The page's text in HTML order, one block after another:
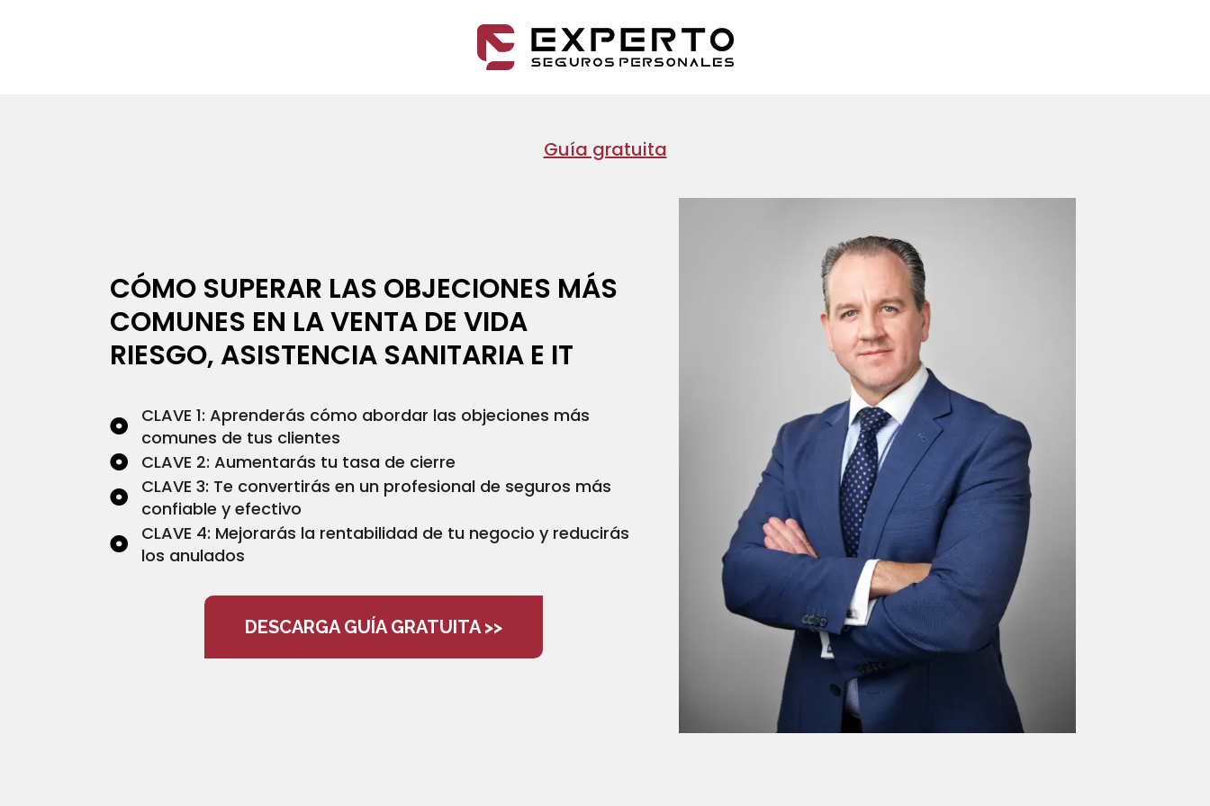
Guía gratuita
CÓMO SUPERAR LAS OBJECIONES MÁS
COMUNES EN LA VENTA DE VIDA
RIESGO, ASISTENCIA SANITARIA E IT
CLAVE 1: Aprenderás cómo abordar las objeciones más
comunes de tus clientes
CLAVE 2: Aumentarás tu tasa de cierre
CLAVE 3: Te convertirás en un profesional de seguros más
confiable y efectivo
CLAVE 4: Mejorarás la rentabilidad de tu negocio y reducirás
los anulados
DESCARGA GUÍA GRATUITA >>